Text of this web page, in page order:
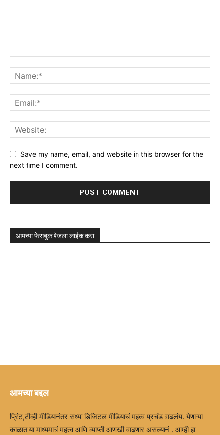
Save my name, email, and website in this browser for the
next time I comment.
आमच्या फेसबुक पेजला लाईक करा
आमच्या बद्दल
प्रिंट,टीव्ही मीडियानंतर सध्या डिजिटल मीडियाचं महत्व प्रचंड वाढलंय. येणाऱ्या
काळात या माध्यमाचं महत्व आणि व्याप्ती आणखी वाढणार असल्यानं . आम्ही हा